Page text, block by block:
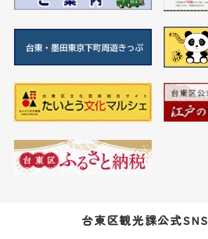
台東区観光課公式SNS